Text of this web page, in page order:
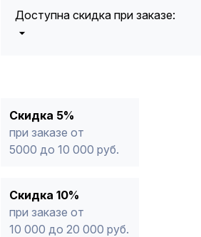
Доступна скидка при заказе:
* -Для заказов, состоящих
продукции, максимальная скидка
Скидка 5%
при заказе от
5000 до 10 000 руб.
Скидка 10%
при заказе от
10 000 до 20 000 руб.